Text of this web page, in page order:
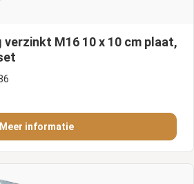
M16 10 x 10 cm plaat,
Meer informatie